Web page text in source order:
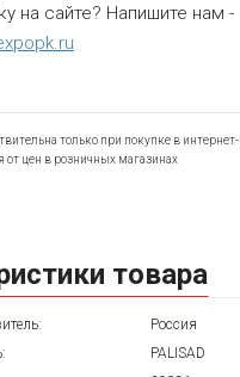
на сайте? Напишите нам -
только при покупке в
от цен в розничных магазинах
товара
Россия
PALISAD